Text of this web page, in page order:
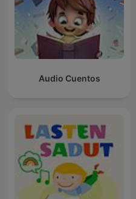
Audio Cuentos